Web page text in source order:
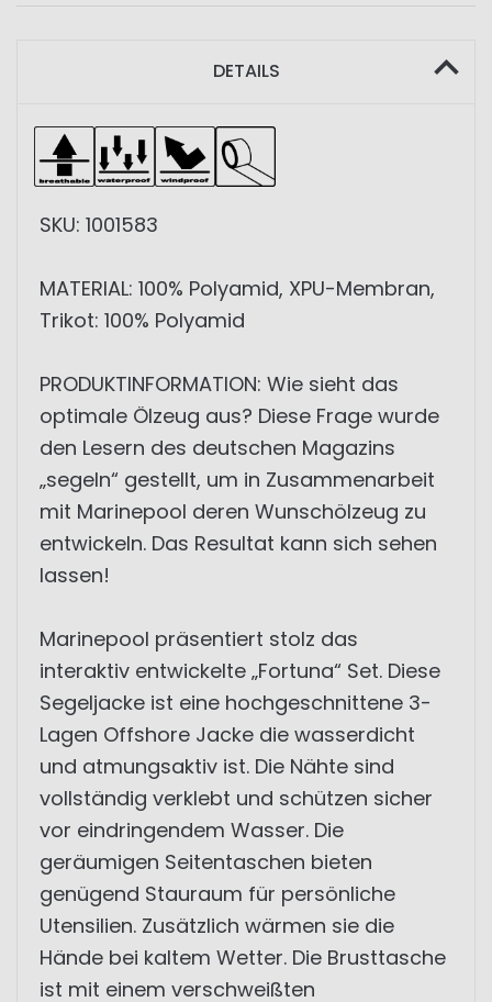
DETAILS
SKU: 1001583
MATERIAL: 100% Polyamid, XPU-Membran,
Trikot: 100% Polyamid
PRODUKTINFORMATION: Wie sieht das
optimale Ölzeug aus? Diese Frage wurde
den Lesern des deutschen Magazins
„segeln“ gestellt, um in Zusammenarbeit
mit Marinepool deren Wunschölzeug zu
entwickeln. Das Resultat kann sich sehen
lassen!
Marinepool präsentiert stolz das
interaktiv entwickelte „Fortuna“ Set. Diese
Segeljacke ist eine hochgeschnittene 3-
Lagen Offshore Jacke die wasserdicht
und atmungsaktiv ist. Die Nähte sind
vollständig verklebt und schützen sicher
vor eindringendem Wasser. Die
geräumigen Seitentaschen bieten
genügend Stauraum für persönliche
Utensilien. Zusätzlich wärmen sie die
Hände bei kaltem Wetter. Die Brusttasche
ist mit einem verschweißten